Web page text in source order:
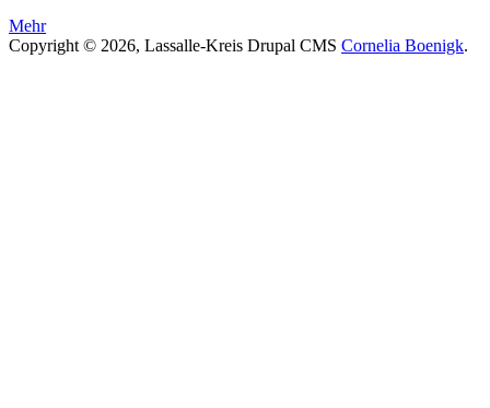
Mehr
Copyright © 2026, Lassalle-Kreis Drupal CMS Cornelia Boenigk.